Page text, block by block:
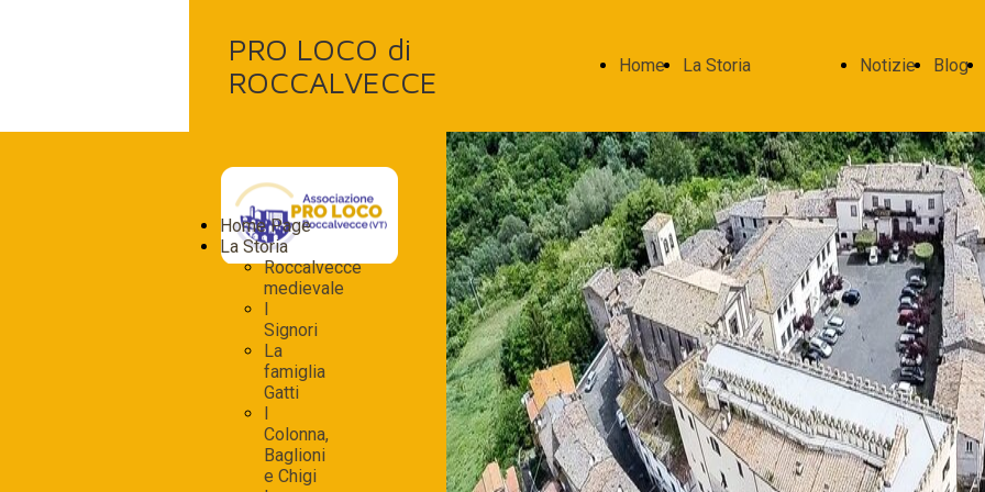
Home
Page
La Storia
Roccalvecce
medievale
I Signori
La famiglia
Gatti
Notizie Blog
PRO LOCO di
ROCCALVECCE
Home Page
La Storia
Roccalvecce
medievale
I
Signori
La
famiglia
Gatti
I
Colonna,
Baglioni
e Chigi